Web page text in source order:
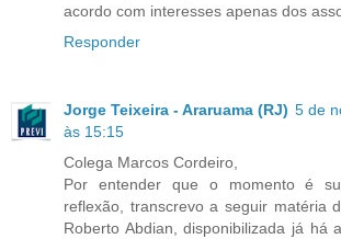
acordo com interesses apenas dos
Responder
Jorge Teixeira - Araruama (RJ) 5 de
às 15:15
Colega Marcos Cordeiro,
Por entender que o momento é
reflexão, transcrevo a seguir matéria
Roberto Abdian, disponibilizada já há